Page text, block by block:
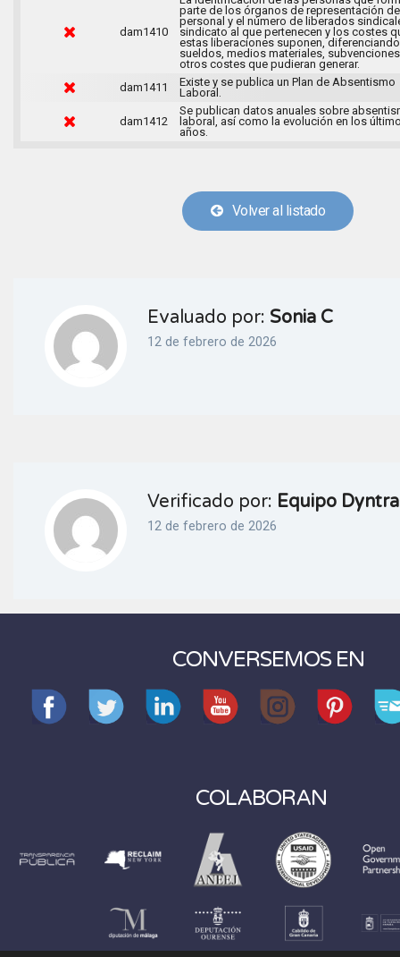
dam1410
parte de los órganos de representación
personal y el número de liberados
sindicato al que pertenecen y los costes
estas liberaciones suponen, diferenciando
sueldos, medios materiales,
otros costes que pudieran generar.
dam1411
Existe y se publica un Plan de Absentismo
Laboral.
dam1412
Se publican datos anuales sobre
laboral, así como la evolución en los
años.
Volver al listado
Evaluado por: Sonia C
12 de febrero de 2026
Verificado por: Equipo Dyntra
12 de febrero de 2026
CONVERSEMOS EN
COLABORAN